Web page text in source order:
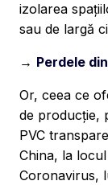
izolarea
sau de largă
→ Perdele
Or, ceea ce
de producție,
PVC
China, la
Coronavirus,